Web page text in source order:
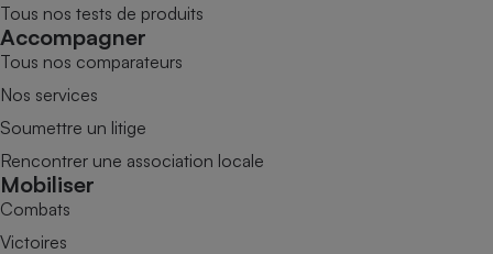
Tous nos tests de produits
Accompagner
Tous nos comparateurs
Nos services
Soumettre un litige
Rencontrer une association locale
Mobiliser
Combats
Victoires